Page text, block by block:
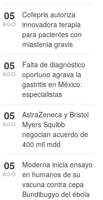
Cofepris autoriza
innovadora terapia
para pacientes con
miastenia gravis
05
AGO
Falta de diagnóstico
oportuno agrava la
gastritis en México:
especialistas
05
AGO
AstraZeneca y Bristol
Myers Squibb
negocian acuerdo de
400 mil mdd
05
AGO
Moderna inicia ensayo
en humanos de su
vacuna contra cepa
Bundibugyo del ébola
05
AGO